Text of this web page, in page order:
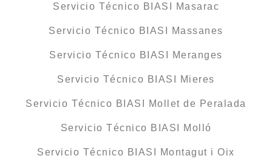
Servicio Técnico BIASI Masarac
Servicio Técnico BIASI Massanes
Servicio Técnico BIASI Meranges
Servicio Técnico BIASI Mieres
Servicio Técnico BIASI Mollet de Peralada
Servicio Técnico BIASI Molló
Servicio Técnico BIASI Montagut i Oix